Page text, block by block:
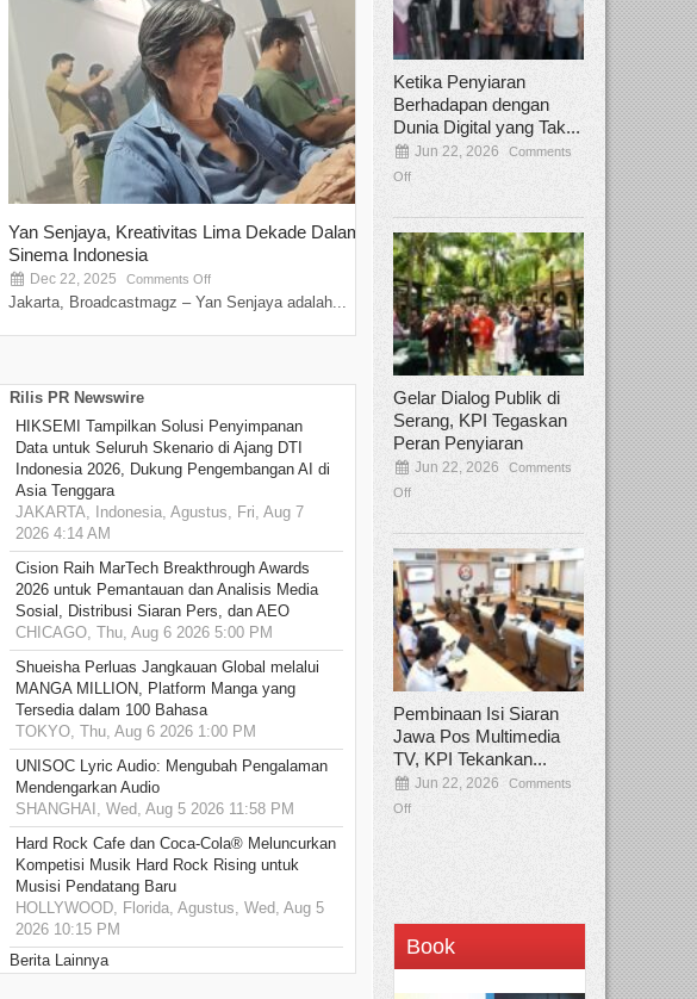
Yan Senjaya, Kreativitas Lima Dekade Dalam
Sinema Indonesia
Dec 22, 2025 Comments Off
Jakarta, Broadcastmagz – Yan Senjaya adalah...
Tamee Irelly Menjadi Juri Open
Film Terbaru...
Sep 08, 2025 Comments Off
Bekasi, Broadcastmagz – Dalam upaya
talenta...
Rilis PR Newswire
HIKSEMI Tampilkan Solusi Penyimpanan
Data untuk Seluruh Skenario di Ajang DTI
Indonesia 2026, Dukung Pengembangan AI di
Asia Tenggara
JAKARTA, Indonesia, Agustus, Fri, Aug 7
2026 4:14 AM
Cision Raih MarTech Breakthrough Awards
2026 untuk Pemantauan dan Analisis Media
Sosial, Distribusi Siaran Pers, dan AEO
CHICAGO, Thu, Aug 6 2026 5:00 PM
Shueisha Perluas Jangkauan Global melalui
MANGA MILLION, Platform Manga yang
Tersedia dalam 100 Bahasa
TOKYO, Thu, Aug 6 2026 1:00 PM
UNISOC Lyric Audio: Mengubah Pengalaman
Mendengarkan Audio
SHANGHAI, Wed, Aug 5 2026 11:58 PM
Hard Rock Cafe dan Coca-Cola® Meluncurkan
Kompetisi Musik Hard Rock Rising untuk
Musisi Pendatang Baru
HOLLYWOOD, Florida, Agustus, Wed, Aug 5
2026 10:15 PM
Berita Lainnya
Ketika Penyiaran
Berhadapan dengan
Dunia Digital yang Tak...
Jun 22, 2026
Comments
Off
Gelar Dialog Publik di
Serang, KPI Tegaskan
Peran Penyiaran
Jun 22, 2026
Comments
Off
Pembinaan Isi Siaran
Jawa Pos Multimedia
TV, KPI Tekankan...
Jun 22, 2026
Comments
Off
Book